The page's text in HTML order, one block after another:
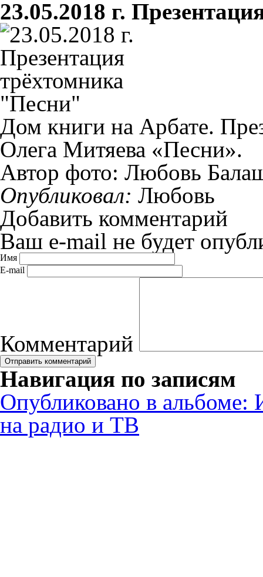
23.05.2018 г.
Дом книги на Арбате.
Олега Митяева «Песни».
Автор фото: Любовь
Опубликовал: Любовь
Добавить комментарий
Ваш e-mail не будет
Имя
E-mail
Комментарий
Навигация по записям
Опубликовано в альбоме:
на радио и ТВ